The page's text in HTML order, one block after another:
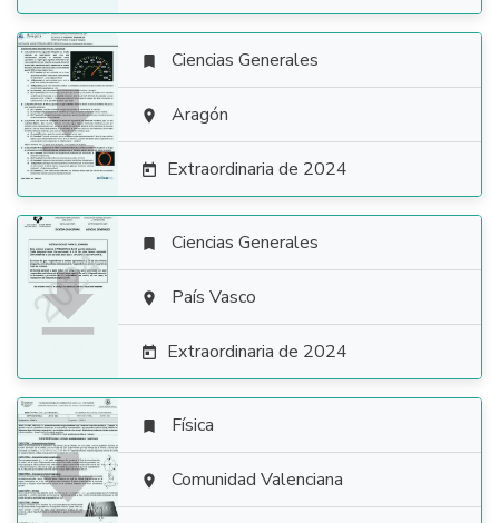

 Ciencias Generales
 Aragón
 Extraordinaria de 2024

 Ciencias Generales
 País Vasco
 Extraordinaria de 2024

 Física
 Comunidad Valenciana